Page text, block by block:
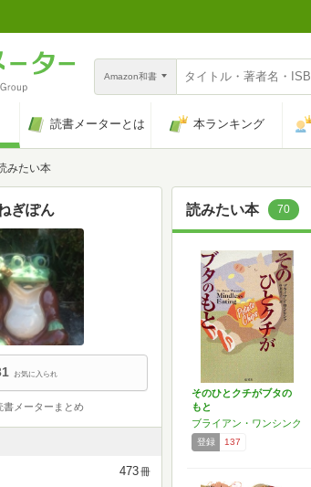
Amazon和書
読書メーターとは 本ランキング
みたい本
読みたい本 70
そのひとクチがブタの
もと
ブライアン・ワンシンク
登録 137
ぎぽん
お気に入られ
書メーターまとめ
473冊